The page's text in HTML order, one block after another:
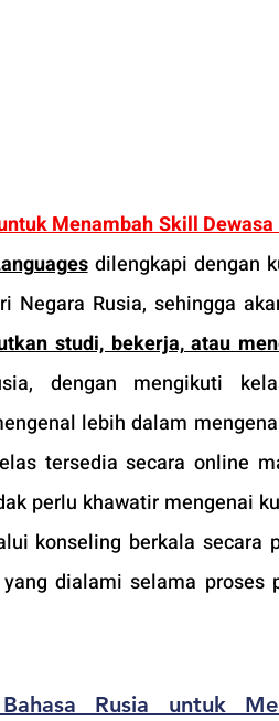
Menambah Skill
dilengkapi dengan
Negara Rusia, sehingga
studi, bekerja, atau
dengan mengikuti
lebih dalam
tersedia secara online
perlu khawatir mengenai
konseling berkala secara
dialami selama proses
Rusia untuk